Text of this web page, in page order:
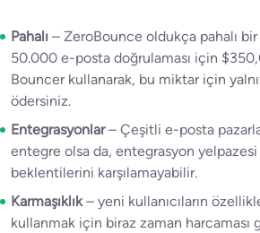
Pahalı – ZeroBounce oldukça pahalı bir
50.000 e-posta doğrulaması için
Bouncer kullanarak, bu miktar için
ödersiniz.
Entegrasyonlar– Çeşitli e-posta
entegre olsa da, entegrasyon yelpazesi
beklentilerini karşılamayabilir.
Karmaşıklık – yeni kullanıcıların
kullanmak için biraz zaman harcaması